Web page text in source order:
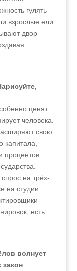
гулять
взрослые ели
двор
ценят
человека.
свою
процентов
на трёх-
на студии
есть
волнует
закон